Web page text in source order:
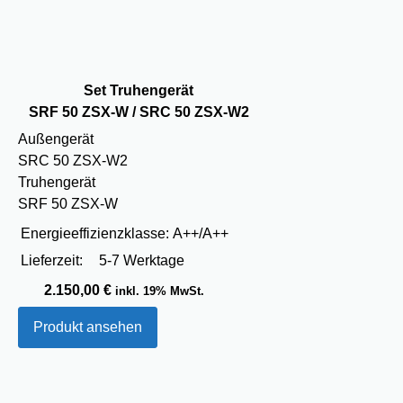
Set Truhengerät
SRF 50 ZSX-W / SRC 50 ZSX-W2
Außengerät
SRC 50 ZSX-W2
Truhengerät
SRF 50 ZSX-W
Energieeffizienzklasse: A++/A++
Lieferzeit:
5-7 Werktage
2.150,00€ inkl. 19% MwSt.
Produkt ansehen